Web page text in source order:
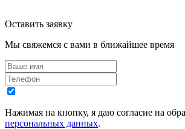
Оставить заявку
Мы свяжемся с вами в ближайшее время
Нажимая на кнопку, я даю согласие на
персональных данных.